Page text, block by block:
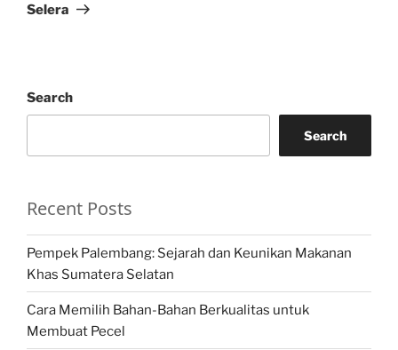
Selera
Search
Search
Recent Posts
Pempek Palembang: Sejarah dan Keunikan Makanan
Khas Sumatera Selatan
Cara Memilih Bahan-Bahan Berkualitas untuk
Membuat Pecel